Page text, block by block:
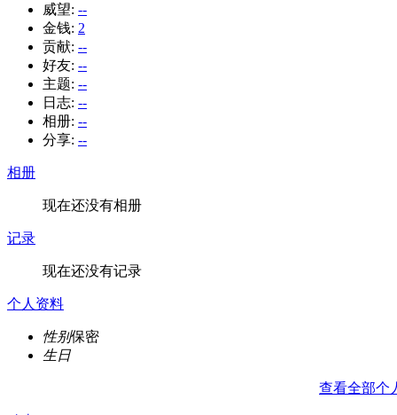
威望: --
金钱: 2
贡献: --
好友: --
主题: --
日志: --
相册: --
分享: --
相册
现在还没有相册
记录
现在还没有记录
个人资料
性别保密
生日
查看全部个